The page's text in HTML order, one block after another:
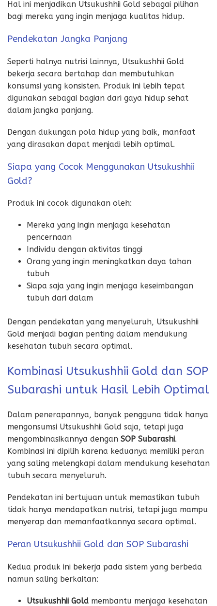
Hal ini menjadikan Utsukushhii Gold sebagai pilihan
bagi mereka yang ingin menjaga kualitas hidup.
Pendekatan Jangka Panjang
Seperti halnya nutrisi lainnya, Utsukushhii Gold
bekerja secara bertahap dan membutuhkan
konsumsi yang konsisten. Produk ini lebih tepat
digunakan sebagai bagian dari gaya hidup sehat
dalam jangka panjang.
Dengan dukungan pola hidup yang baik, manfaat
yang dirasakan dapat menjadi lebih optimal.
Siapa yang Cocok Menggunakan Utsukushhii
Gold?
Produk ini cocok digunakan oleh:
Mereka yang ingin menjaga kesehatan
pencernaan
Individu dengan aktivitas tinggi
Orang yang ingin meningkatkan daya tahan
tubuh
Siapa saja yang ingin menjaga keseimbangan
tubuh dari dalam
Dengan pendekatan yang menyeluruh, Utsukushhii
Gold menjadi bagian penting dalam mendukung
kesehatan tubuh secara optimal.
Kombinasi Utsukushhii Gold dan SOP
Subarashi untuk Hasil Lebih Optimal
Dalam penerapannya, banyak pengguna tidak hanya
mengonsumsi Utsukushhii Gold saja, tetapi juga
mengombinasikannya dengan SOP Subarashi.
Kombinasi ini dipilih karena keduanya memiliki peran
yang saling melengkapi dalam mendukung kesehatan
tubuh secara menyeluruh.
Pendekatan ini bertujuan untuk memastikan tubuh
tidak hanya mendapatkan nutrisi, tetapi juga mampu
menyerap dan memanfaatkannya secara optimal.
Peran Utsukushhii Gold dan SOP Subarashi
Kedua produk ini bekerja pada sistem yang berbeda
namun saling berkaitan:
Utsukushhii Gold membantu menjaga kesehatan